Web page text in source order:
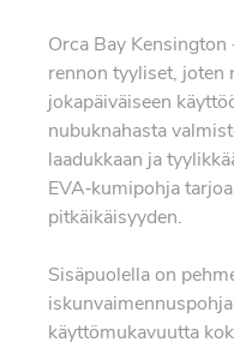
Orca Bay Kensington
rennon tyyliset, joten
jokapäiväiseen
nubuknahasta
laadukkaan ja
EVA‑kumipohja
pitkäikäisyyden.
Sisäpuolella on
käyttömukavuutta